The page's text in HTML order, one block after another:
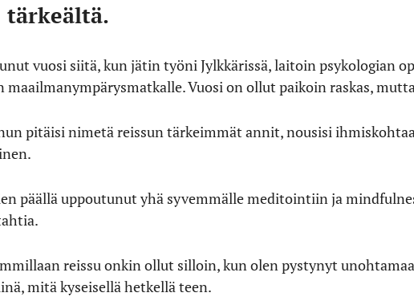
tärkeältä.
vuosi siitä, kun jätin työni Jylkkärissä, laitoin psykologian
maailmanympärysmatkalle. Vuosi on ollut paikoin raskas,
pitäisi nimetä reissun tärkeimmät annit, nousisi
päällä uppoutunut yhä syvemmälle meditointiin ja
reissu onkin ollut silloin, kun olen pystynyt
mitä kyseisellä hetkellä teen.